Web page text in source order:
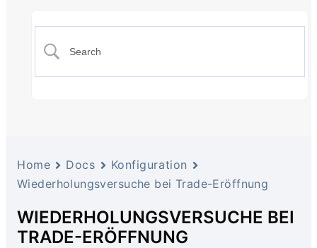
Home Docs
Konfiguration
Wiederholungsversuche bei Trade-Eröffnung
WIEDERHOLUNGSVERSUCHE BEI
TRADE-ERÖFFNUNG